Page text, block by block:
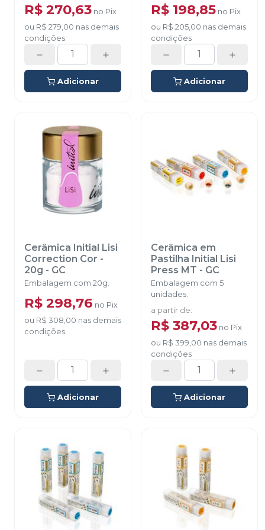
R$ 270,63 no Pix
ou R$ 279,00 nas demais
condições
Adicionar
R$ 198,85 no Pix
ou R$ 205,00 nas demais
condições
Adicionar
Cerâmica Initial Lisi
Correction Cor -
20g - GC
Embalagem com 20g.
R$ 298,76 no Pix
ou R$ 308,00 nas demais
condições
Adicionar
Cerâmica em
Pastilha Initial Lisi
Press MT - GC
Embalagem com 5
unidades.
a partir de:
R$ 387,03 no Pix
ou R$ 399,00 nas demais
condições
Adicionar